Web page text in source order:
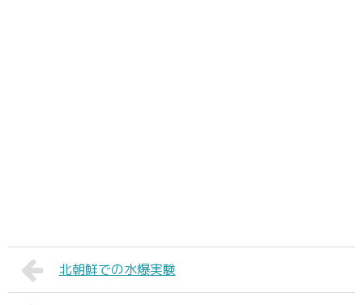
北朝鮮での水爆実験